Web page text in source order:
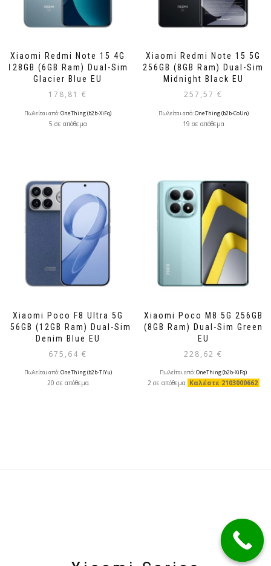
Xiaomi Redmi Note 15 4G
128GB (6GB Ram) Dual-Sim
Glacier Blue EU
178,81 €
Πωλείται από:OneThing (b2b-XiFq)
5 σε απόθεμα
Xiaomi Redmi Note 15 5G
256GB (8GB Ram) Dual-Sim
Midnight Black EU
257,57 €
Πωλείται από:OneThing (b2b-CoUn)
19 σε απόθεμα
Xiaomi Poco F8 Ultra 5G
256GB (12GB Ram) Dual-Sim
Denim Blue EU
675,64 €
Πωλείται από:OneThing (b2b-TlYu)
20 σε απόθεμα
Xiaomi Poco M8 5G 256GB
(8GB Ram) Dual-Sim Green
EU
228,62 €
Πωλείται από:OneThing (b2b-XiFq)
2 σε απόθεμα Καλέστε 2103000662